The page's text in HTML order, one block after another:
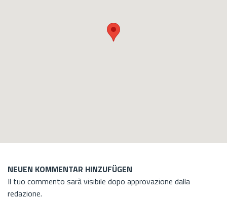
NEUEN KOMMENTAR HINZUFÜGEN
Il tuo commento sarà visibile dopo approvazione dalla
redazione.